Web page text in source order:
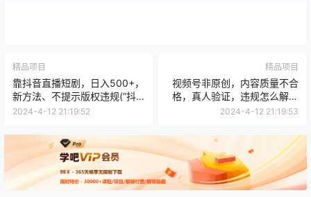
精品项目
靠抖音直播短剧，日入500+，
新方法、不提示版权违规(”抖
音直播短剧新方法揭秘日入
2024-4-12 21:19:52
精品项目
视频号非原创，内容质量不合
格，真人验证，违规怎么解决
(视频号搬运视频常见问题及解
2024-4-12 21:19:53